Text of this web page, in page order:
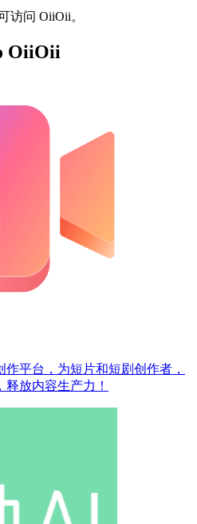
访问 OiiOii。
OiiOii
平台，为短片和短剧创作者，
放内容生产力！